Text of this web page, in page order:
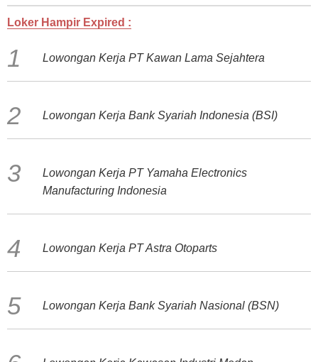
Loker Hampir Expired :
Lowongan Kerja PT Kawan Lama Sejahtera
Lowongan Kerja Bank Syariah Indonesia (BSI)
Lowongan Kerja PT Yamaha Electronics
Manufacturing Indonesia
Lowongan Kerja PT Astra Otoparts
Lowongan Kerja Bank Syariah Nasional (BSN)